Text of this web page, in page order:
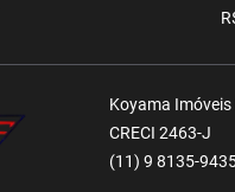
Koyama
CRECI 2463-J
(11) 9 8135-